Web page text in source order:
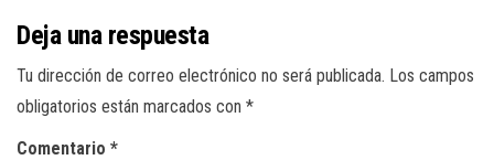
Deja una respuesta
Tu dirección de correo electrónico no será publicada. Los campos
obligatorios están marcados con *
Comentario *